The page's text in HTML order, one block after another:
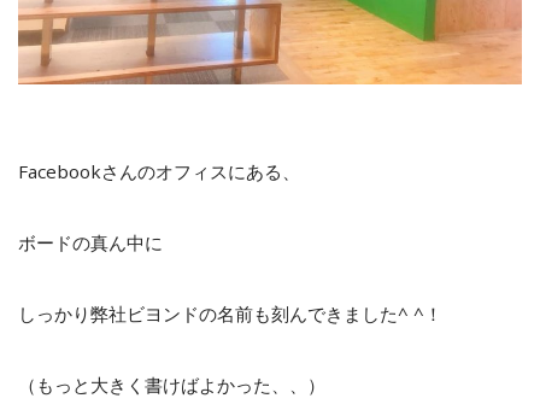
Facebookさんのオフィスにある、
ボードの真ん中に
しっかり弊社ビヨンドの名前も刻んできました^ ^！
（もっと大きく書けばよかった、、）